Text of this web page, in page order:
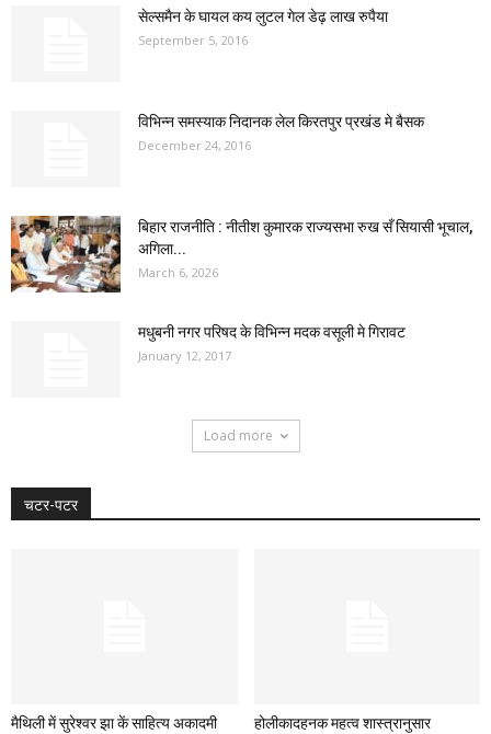
सेल्समैन के घायल कय लुटल गेल डेढ़ लाख रुपैया
September 5, 2016
विभिन्न समस्याक निदानक लेल किरतपुर प्रखंड मे बैसक
December 24, 2016
बिहार राजनीति : नीतीश कुमारक राज्यसभा रुख सँ सियासी भूचाल,
अगिला...
March 6, 2026
मधुबनी नगर परिषद के विभिन्न मदक वसूली मे गिरावट
January 12, 2017
Load more
चटर-पटर
मैथिली में सुरेश्वर झा कें साहित्य अकादमी
होलीकादहनक महत्व शास्त्रानुसार